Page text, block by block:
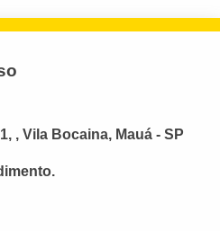
, Vila Bocaina, Mauá - SP